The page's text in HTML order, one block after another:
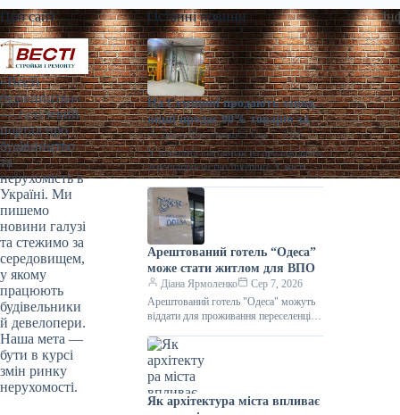
Про сайт
«Весті
будівництва»
— галузевий
портал про
будівництво
та
нерухомість в
Україні. Ми
пишемо
новини галузі
та стежимо за
середовищем,
у якому
працюють
будівельники
й девелопери.
Наша мета —
бути в курсі
змін ринку
нерухомості.
Останні новини
На Сумщині продають завод,
який продає 90% товарів за
кордон
Діана Ярмоленко
Сер 7, 2026
У Конотопі виставили на продаж діюче
агропідприємство/Inventure У місті
Конотоп Сумської області виставили
на продаж 100% корпоративних прав
діючого агропереробного
Арештований готель “Одеса”
може стати житлом для ВПО
Діана Ярмоленко
Сер 7, 2026
Арештований готель "Одеса" можуть
віддати для проживання переселенців /
може стати першим арештованим
об’єктом нерухомості,
Як архітектура міста впливає